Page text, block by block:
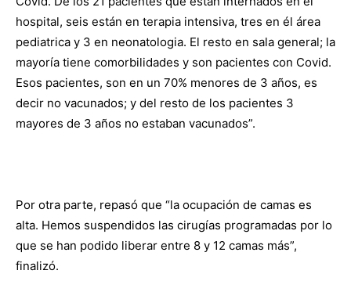
hospital, seis están en terapia intensiva, tres en él área
pediatrica y 3 en neonatologia. El resto en sala general; la
mayoría tiene comorbilidades y son pacientes con Covid.
Esos pacientes, son en un 70% menores de 3 años, es
decir no vacunados; y del resto de los pacientes 3
mayores de 3 años no estaban vacunados”.
Por otra parte, repasó que “la ocupación de camas es
alta. Hemos suspendidos las cirugías programadas por lo
que se han podido liberar entre 8 y 12 camas más”,
finalizó.